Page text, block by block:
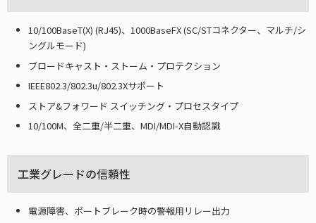
10/100BaseT(X) (RJ45)、1000BaseFX (SC/STコネクター、マルチ/シ
ングルモード)
ブロードキャスト・ストーム・プロテクション
IEEE802.3/802.3u/802.3Xサポート
ストア&フォワード スイッチング・プロセスタイプ
10/100M、全二重/半二重、MDI/MDI-X自動認識
工業グレードの信頼性
電源障害、ポートブレーク時の警報用リレー出力